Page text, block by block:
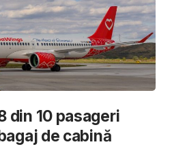
din 10 pasageri
de cabină